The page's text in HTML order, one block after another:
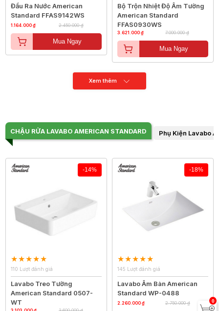
Đầu Ra Nước American
Standard FFAS9142WS
1.164.000 ₫ 2.450.000 ₫
Mua Ngay
Bộ Trộn Nhiệt Độ Âm Tường
American Standard
FFAS0930WS
3.621.000 ₫ 7.000.000 ₫
Mua Ngay
Xem thêm
CHẬU RỬA LAVABO AMERICAN STANDARD Phụ Kiện Lavabo
-14%
110 Lượt đánh giá
Lavabo Treo Tường
American Standard 0507-
WT
-18%
145 Lượt đánh giá
Lavabo Âm Bàn American
Standard WP-0488
2.260.000 ₫ 2.750.000 ₫ 0